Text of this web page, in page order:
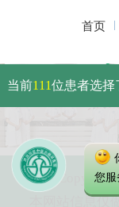
首页
Copyright
本网站信息仅
当前111位患者选择
您服